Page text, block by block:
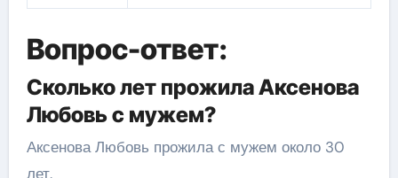
Вопрос-ответ:
Сколько лет прожила Аксенова
Любовь с мужем?
Аксенова Любовь прожила с мужем около 30
лет.